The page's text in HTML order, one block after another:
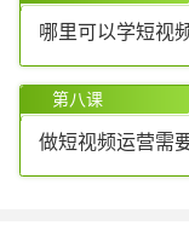
哪里可以学短视
第八课
做短视频运营需